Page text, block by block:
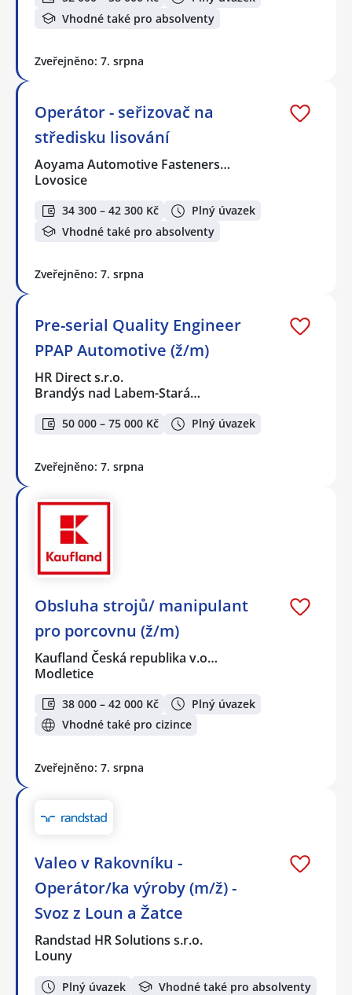
Vhodné také pro absolventy
Zveřejněno: 7. srpna
Operátor - seřizovač na
středisku lisování
Aoyama Automotive Fasteners…
Lovosice
34 300 – 42 300 Kč
Plný úvazek
Vhodné také pro absolventy
Zveřejněno: 7. srpna
Pre-serial Quality Engineer
PPAP Automotive (ž/m)
HR Direct s.r.o.
Brandýs nad Labem-Stará…
50 000 – 75 000 Kč Plný úvazek
Zveřejněno: 7. srpna
Obsluha strojů/ manipulant
pro porcovnu (ž/m)
Kaufland Česká republika v.o…
Modletice
38 000 – 42 000 Kč
Plný úvazek
Vhodné také pro cizince
Zveřejněno: 7. srpna
Valeo v Rakovníku -
Operátor/ka výroby (m/ž) -
Svoz z Loun a Žatce
Randstad HR Solutions s.r.o.
Louny
Plný úvazek Vhodné také pro absolventy